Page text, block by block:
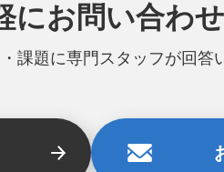
にお問い合わ
課題に専門スタッフが回答